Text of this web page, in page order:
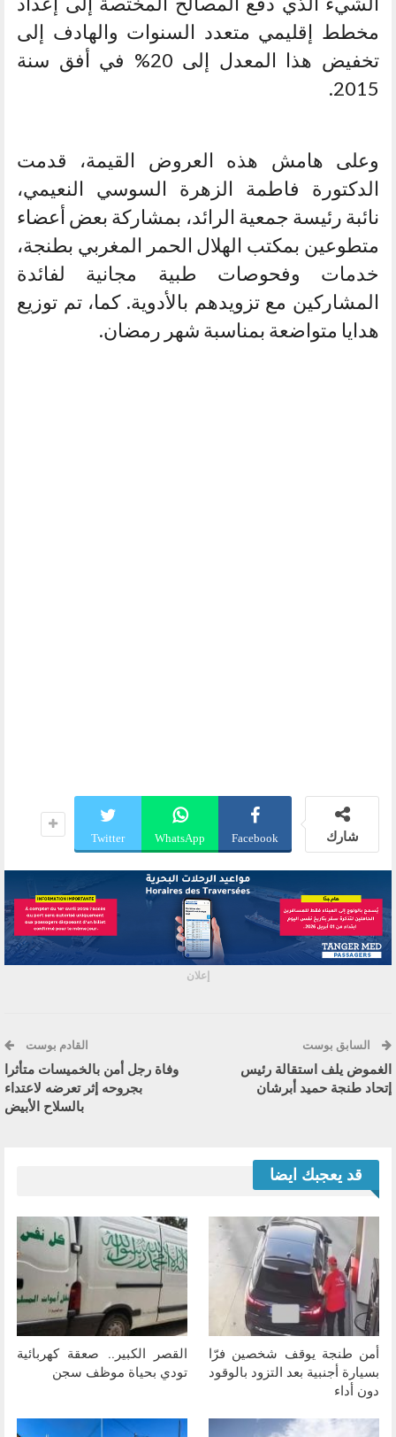
مخطط إقليمي متعدد السنوات والهادف إلى
تخفيض هذا المعدل إلى 20% في أفق سنة
2015.
وعلى هامش هذه العروض القيمة، قدمت
الدكتورة فاطمة الزهرة السوسي النعيمي،
نائبة رئيسة جمعية الرائد، بمشاركة بعض أعضاء
متطوعين بمكتب الهلال الحمر المغربي بطنجة،
خدمات وفحوصات طبية مجانية لفائدة
المشاركين مع تزويدهم بالأدوية. كما، تم توزيع
هدايا متواضعة بمناسبة شهر رمضان.
شارك Facebook
WhatsApp
Twitter
إعلان
السابق بوست
الغموض يلف استقالة رئيس
إتحاد طنجة حميد أبرشان
القادم بوست
وفاة رجل أمن بالخميسات متأثرا
بجروحه إثر تعرضه لاعتداء
بالسلاح الأبيض
قد يعجبك ايضا
أمن طنجة يوقف شخصين فرّا
بسيارة أجنبية بعد التزود بالوقود
دون أداء
القصر الكبير.. صعقة كهربائية
تودي بحياة موظف سجن